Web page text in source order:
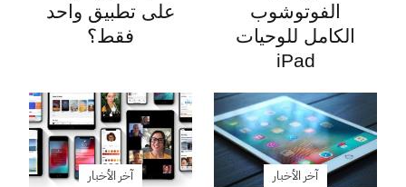
الفوتوشوب
الكامل للوحيات
iPad
على تطبيق واحد
فقط؟
آخر الأخبار آخر الأخبار